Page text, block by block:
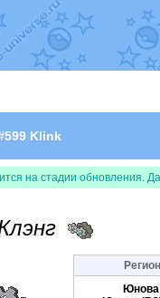
ilovearceus
Boltот GraceDaFox
в
mismagius от
в
от vicavica в фанарте.
Klink
на стадии обновления.
Юнова